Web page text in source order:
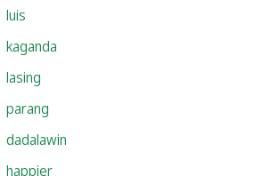
luis
kaganda
lasing
parang
dadalawin
happier